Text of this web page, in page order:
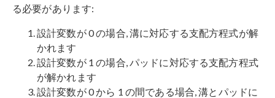
る必要があります:
設計変数が 0 の場合, 溝に対応する支配方程式が解
かれます
設計変数が 1 の場合, パッドに対応する支配方程式
が解かれます
設計変数が 0 から 1 の間である場合, 溝とパッドに